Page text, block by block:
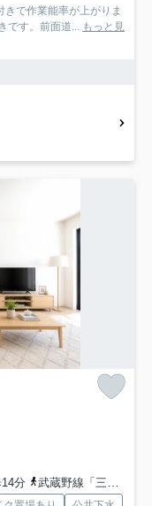
で作業能率が上がりま
です。前面道... もっと見
分
武蔵野線「三郷」駅 徒歩40分